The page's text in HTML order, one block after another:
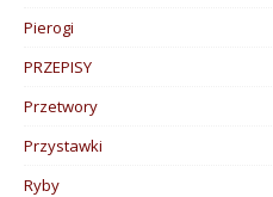
Pierogi
PRZEPISY
Przetwory
Przystawki
Ryby